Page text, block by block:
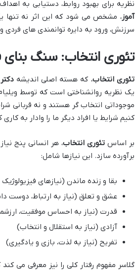
نظریه برای بهبود روابط، دستیابی به
آموز، مشخص می شود که این اثر نه تنها
سرزنش، ورود به دایره توانمندی های فردی
تئوری انتخاب: سنگ
تئوری انتخاب، که هسته اصلی اندیشه
یک نظریه روانشناختی است که توسط
موجوداتی انتخاب گر هستند و نه قربانی
کنیم شرایط یا افراد دیگر ما را وادار به کاری
بر اساستئوری انتخاب، هر انسانی پنج
برآورده سازد. این نیازها شامل:
بقا و زنده ماندن (نیازهای
عشق و تعلق (نیاز به ارتباط،
قدرت (نیاز به احساس موفقیت،
آزادی (نیاز به استقلال و انتخاب)
تفریح (نیاز به لذت، بازی و یادگیری)
گلاسر مفهوم رفتار کلی را نیز معرفی می